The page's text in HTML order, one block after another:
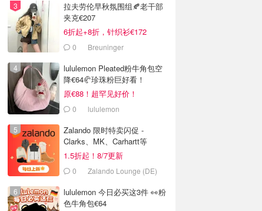
拉夫劳伦早秋氛围组🍂老干部
夹克€207
6折起+8折，针织衫€172
0 Breuninger
lululemon Pleated粉牛角包空
降€64🥐珍珠粉巨好看！
原€88！超罕见好价！
0 lululemon
Zalando 限时特卖闪促 -
Clarks、MK、Carhartt等
1.5折起！8/7更新
0 Zalando Lounge (DE)
lululemon 今日必买这3件 👀粉
色牛角包€64